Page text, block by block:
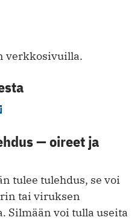
verkkosivuilla.
— oireet ja
tulee tulehdus, se voi
tai viruksen
Silmään voi tulla useita